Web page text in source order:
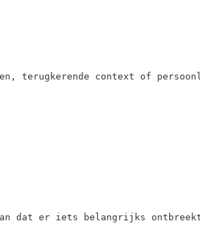
terugkerende context of
dat er iets belangrijks